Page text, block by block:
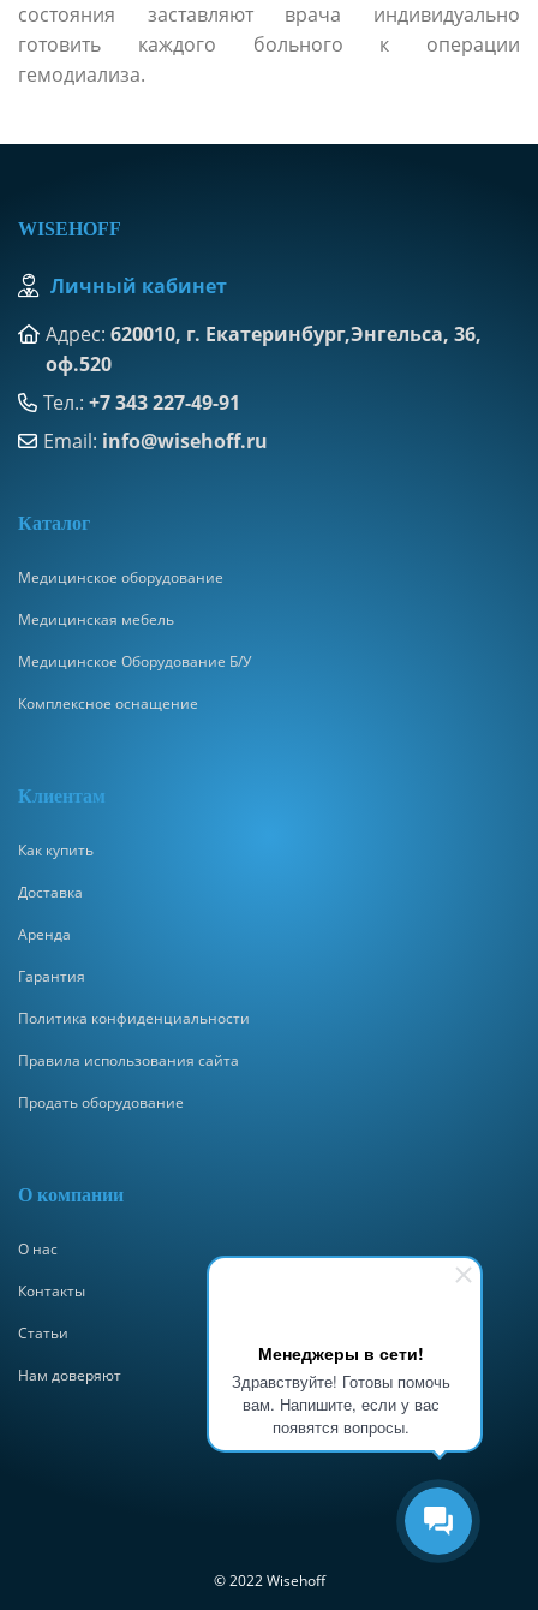
Менеджеры в сети!
Здравствуйте! Готовы помочь
вам. Напишите, если у вас
появятся вопросы.
состояния заставляют врача индивидуально
готовить каждого больного к операции
гемодиализа.
WISEHOFF
Личный кабинет
Адрес: 620010, г. Екатеринбург,Энгельса, 36,
оф.520
Тел.: +7 343 227-49-91
Email: info@wisehoff.ru
Каталог
Медицинское оборудование
Медицинская мебель
Медицинское Оборудование Б/У
Комплексное оснащение
Клиентам
Как купить
Доставка
Аренда
Гарантия
Политика конфиденциальности
Правила использования сайта
Продать оборудование
О компании
О нас
Контакты
Статьи
Нам доверяют
© 2022 Wisehoff